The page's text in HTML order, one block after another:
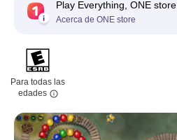
Play Everything, ONE store
Acerca de ONE store
Para todas las
edades